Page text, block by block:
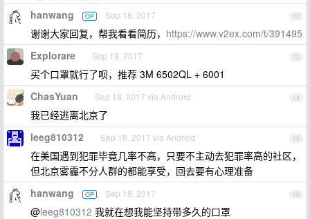
12
hanwang OP Sep 18, 2017
谢谢大家回复，帮我看看简历， https://www.v2ex.com/t/391495
13
Explorare Sep 18, 2017
买个口罩就行了呗，推荐 3M 6502QL + 6001
14
ChasYuan Sep 18, 2017 via Android
我已经逃离北京了
15
leeg810312 Sep 18, 2017 via Android
在美国遇到犯罪毕竟几率不高，只要不主动去犯罪率高的社区，
但北京雾霾不分人群的都能享受，回去要有心理准备
16
hanwang OP Sep 18, 2017
@leeg810312 我就在想我能坚持带多久的口罩